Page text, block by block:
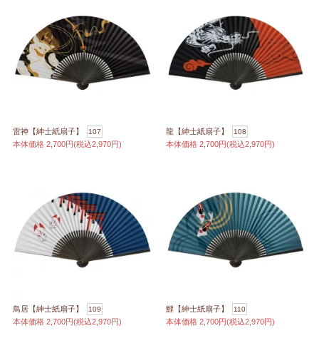
雷神【紳士紙扇子】 107
本体価格 2,700円(税込2,970円)
龍【紳士紙扇子】 108
本体価格 2,700円(税込2,970円)
鳥居【紳士紙扇子】 109
本体価格 2,700円(税込2,970円)
鯉【紳士紙扇子】 110
本体価格 2,700円(税込2,970円)